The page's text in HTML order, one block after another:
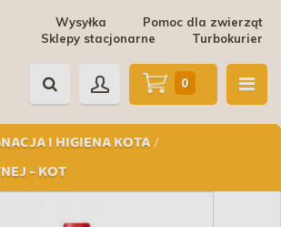
Pomoc dla zwierząt
Wysyłka
Turbokurier
Sklepy stacjonarne
I HIGIENA KOTA /
- KOT
0